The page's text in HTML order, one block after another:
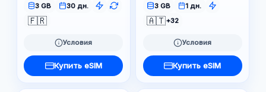
3 GB 30 дн.
🇫🇷
Условия
Купить eSIM
3 GB 1 дн.
🇦🇹+32
Условия
Купить eSIM